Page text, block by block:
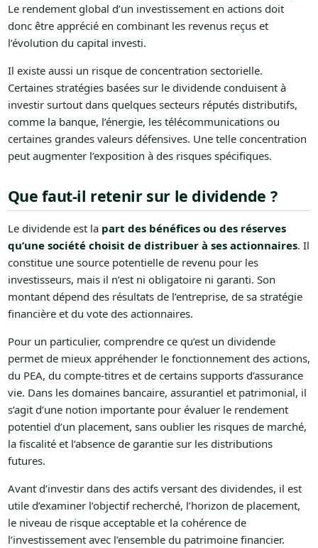
Le rendement global d’un investissement en actions doit
donc être apprécié en combinant les revenus reçus et
l’évolution du capital investi.
Il existe aussi un risque de concentration sectorielle.
Certaines stratégies basées sur le dividende conduisent à
investir surtout dans quelques secteurs réputés distributifs,
comme la banque, l’énergie, les télécommunications ou
certaines grandes valeurs défensives. Une telle concentration
peut augmenter l’exposition à des risques spécifiques.
Que faut-il retenir sur le dividende ?
Le dividende est la part des bénéfices ou des réserves
qu’une société choisit de distribuer à ses actionnaires. Il
constitue une source potentielle de revenu pour les
investisseurs, mais il n’est ni obligatoire ni garanti. Son
montant dépend des résultats de l’entreprise, de sa stratégie
financière et du vote des actionnaires.
Pour un particulier, comprendre ce qu’est un dividende
permet de mieux appréhender le fonctionnement des actions,
du PEA, du compte-titres et de certains supports d’assurance
vie. Dans les domaines bancaire, assurantiel et patrimonial, il
s’agit d’une notion importante pour évaluer le rendement
potentiel d’un placement, sans oublier les risques de marché,
la fiscalité et l’absence de garantie sur les distributions
futures.
Avant d’investir dans des actifs versant des dividendes, il est
utile d’examiner l’objectif recherché, l’horizon de placement,
le niveau de risque acceptable et la cohérence de
l’investissement avec l’ensemble du patrimoine financier.